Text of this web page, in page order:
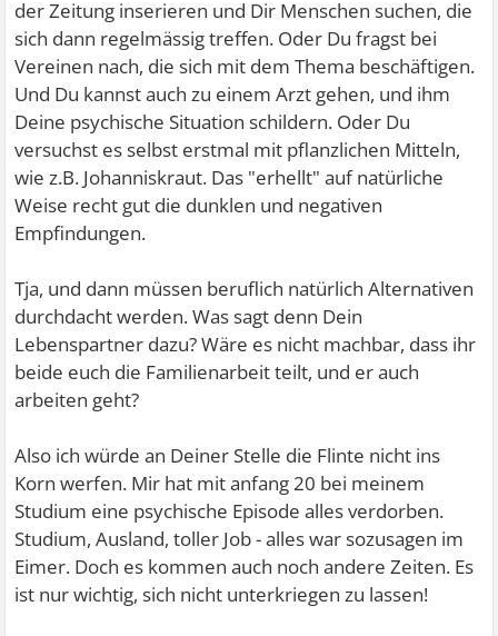
der Zeitung inserieren und Dir Menschen suchen, die
sich dann regelmässig treffen. Oder Du fragst bei
Vereinen nach, die sich mit dem Thema beschäftigen.
Und Du kannst auch zu einem Arzt gehen, und ihm
Deine psychische Situation schildern. Oder Du
versuchst es selbst erstmal mit pflanzlichen Mitteln,
wie z.B. Johanniskraut. Das "erhellt" auf natürliche
Weise recht gut die dunklen und negativen
Empfindungen.
Tja, und dann müssen beruflich natürlich Alternativen
durchdacht werden. Was sagt denn Dein
Lebenspartner dazu? Wäre es nicht machbar, dass ihr
beide euch die Familienarbeit teilt, und er auch
arbeiten geht?
Also ich würde an Deiner Stelle die Flinte nicht ins
Korn werfen. Mir hat mit anfang 20 bei meinem
Studium eine psychische Episode alles verdorben.
Studium, Ausland, toller Job - alles war sozusagen im
Eimer. Doch es kommen auch noch andere Zeiten. Es
ist nur wichtig, sich nicht unterkriegen zu lassen!